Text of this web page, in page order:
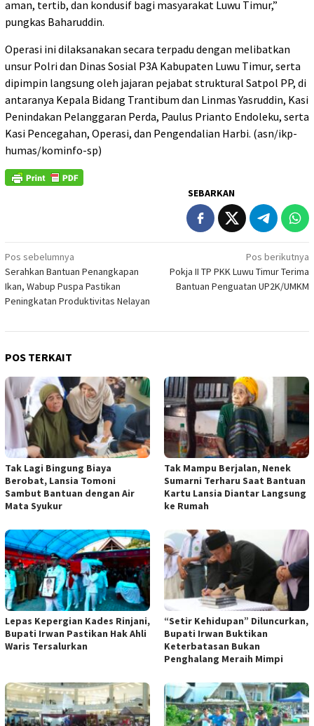
aman, tertib, dan kondusif bagi masyarakat Luwu Timur,”
pungkas Baharuddin.
Operasi ini dilaksanakan secara terpadu dengan melibatkan
unsur Polri dan Dinas Sosial P3A Kabupaten Luwu Timur, serta
dipimpin langsung oleh jajaran pejabat struktural Satpol PP, di
antaranya Kepala Bidang Trantibum dan Linmas Yasruddin, Kasi
Penindakan Pelanggaran Perda, Paulus Prianto Endoleku, serta
Kasi Pencegahan, Operasi, dan Pengendalian Harbi. (asn/ikp-
humas/kominfo-sp)
SEBARKAN
Navigasi
pos
Pos sebelumnya
Serahkan Bantuan Penangkapan
Ikan, Wabup Puspa Pastikan
Peningkatan Produktivitas Nelayan
Pos berikutnya
Pokja II TP PKK Luwu Timur Terima
Bantuan Penguatan UP2K/UMKM
POS TERKAIT
Tak Lagi Bingung Biaya
Berobat, Lansia Tomoni
Sambut Bantuan dengan Air
Mata Syukur
Tak Mampu Berjalan, Nenek
Sumarni Terharu Saat Bantuan
Kartu Lansia Diantar Langsung
ke Rumah
Lepas Kepergian Kades Rinjani,
Bupati Irwan Pastikan Hak Ahli
Waris Tersalurkan
“Setir Kehidupan” Diluncurkan,
Bupati Irwan Buktikan
Keterbatasan Bukan
Penghalang Meraih Mimpi